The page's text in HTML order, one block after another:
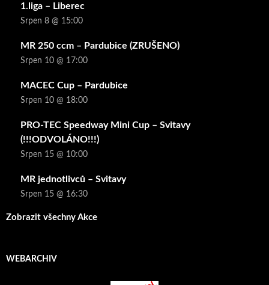
1.liga – Liberec
Srpen 8 @ 15:00
MR 250 ccm – Pardubice (ZRUŠENO)
Srpen 10 @ 17:00
MACEC Cup – Pardubice
Srpen 10 @ 18:00
PRO-TEC Speedway Mini Cup – Svitavy
(!!!ODVOLÁNO!!!)
Srpen 15 @ 10:00
MR jednotlivců – Svitavy
Srpen 15 @ 16:30
Zobrazit všechny Akce
WEBARCHIV